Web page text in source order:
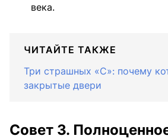
века.
ЧИТАЙТЕ ТАКЖЕ
Три страшных «С»: почему
закрытые двери
Совет 3.